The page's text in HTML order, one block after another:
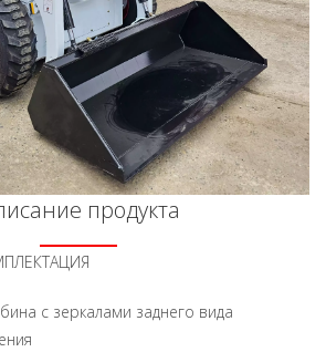
продукта
с зеркалами заднего вида